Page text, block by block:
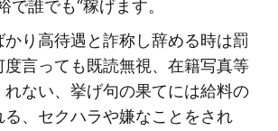
で誰でも“稼げます。
かり高待遇と詐称し辞める時は罰
言っても既読無視、在籍写真等
れない、挙げ句の果てには給料の
、セクハラや嫌なことをされ